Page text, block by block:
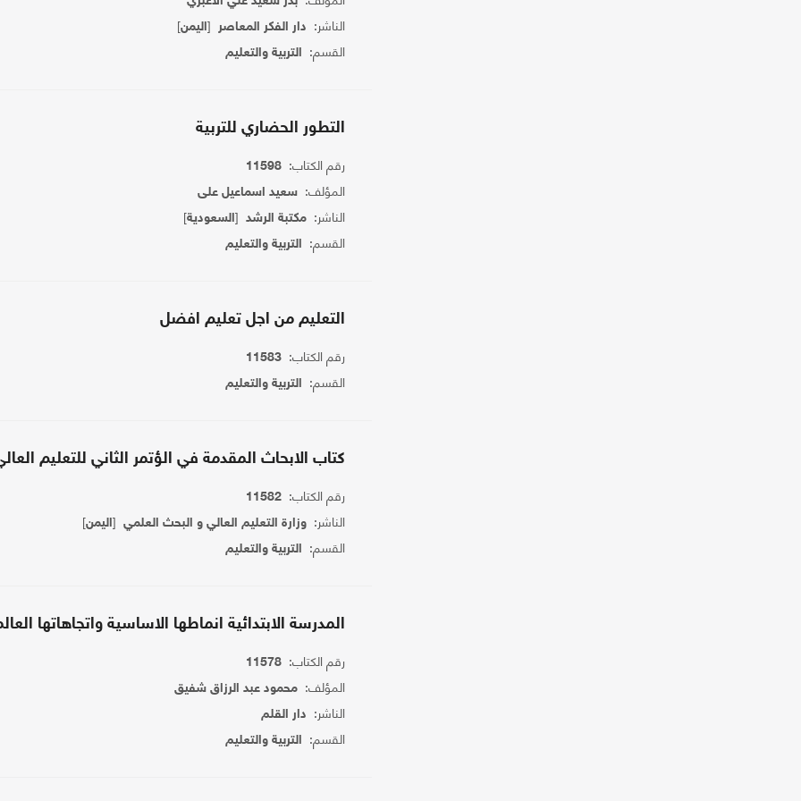
الناشر: دار الفكر المعاصر [اليمن]
القسم: التربية والتعليم
التطور الحضاري للتربية
رقم الكتاب: 11598
المؤلف: سعيد اسماعيل على
الناشر: مكتبة الرشد[السعودية]
القسم: التربية والتعليم
التعليم من اجل تعليم افضل
رقم الكتاب: 11583
القسم: التربية والتعليم
كتاب الابحاث المقدمة في الؤتمر الثاني للتعليم
رقم الكتاب: 11582
الناشر: وزارة التعليم العالي و البحث العلمي[اليمن]
القسم: التربية والتعليم
المدرسة الابتدائية انماطها الاساسية واتجاهاتها
رقم الكتاب: 11578
المؤلف: محمود عبد الرزاق شفيق
الناشر: دار القلم
القسم: التربية والتعليم